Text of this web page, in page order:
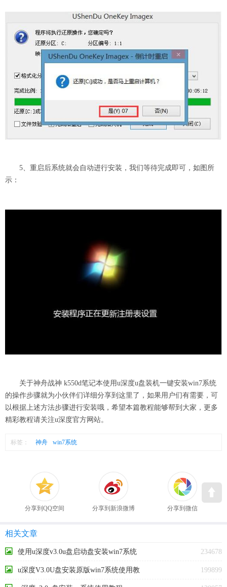
5、重启后系统就会自动进行安装，我们等待完成即可，如图所
示：
关于神舟战神 k550d笔记本使用u深度u盘装机一键安装win7系统
的操作步骤就为小伙伴们详细分享到这里了，如果用户们有需要，可
以根据上述方法步骤进行安装哦，希望本篇教程能够帮到大家，更多
精彩教程请关注u深度官方网站。
标签： 神舟 win7系统
分享到QQ空间 分享到新浪微博 分享到微信
相关文章
使用u深度v3.0u盘启动盘安装win7系统 234678
u深度V3.0U盘安装原版win7系统使用教 199899